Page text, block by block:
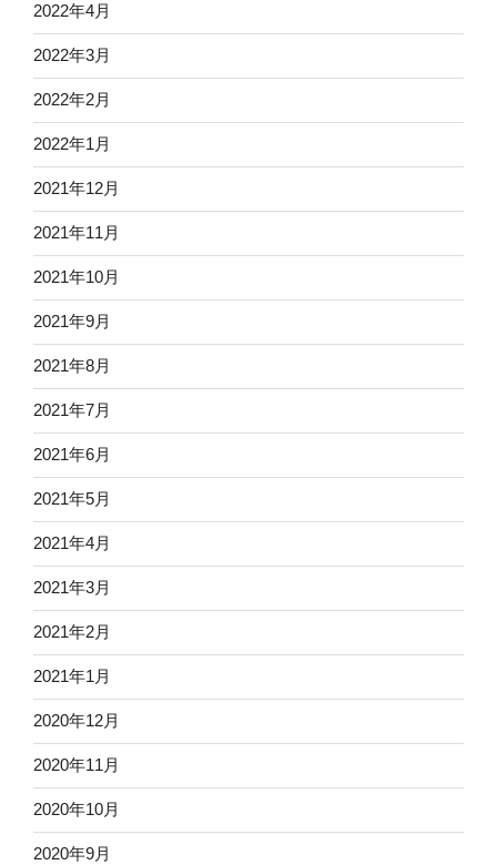
2022年4月
2022年3月
2022年2月
2022年1月
2021年12月
2021年11月
2021年10月
2021年9月
2021年8月
2021年7月
2021年6月
2021年5月
2021年4月
2021年3月
2021年2月
2021年1月
2020年12月
2020年11月
2020年10月
2020年9月